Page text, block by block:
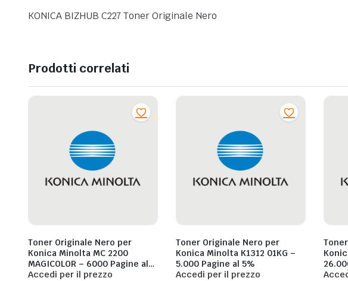
KONICA BIZHUB C227 Toner Originale Nero
Prodotti correlati
Toner Originale Nero per
Konica Minolta MC 2200
MAGICOLOR – 6000 Pagine al
5%
Accedi per il prezzo
Toner Originale Nero per
Konica Minolta K1312 01KG –
5.000 Pagine al 5%
Accedi per il prezzo
Konica